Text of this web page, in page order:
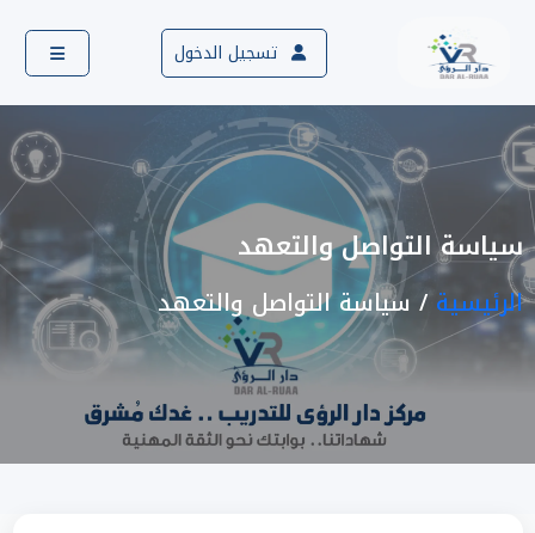
تسجيل الدخول
سياسة التواصل والتعهد
الرئيسية سياسة التواصل والتعهد